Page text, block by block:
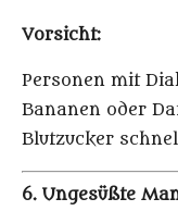
Vorsicht:
Personen mit
Bananen oder
Blutzucker
6. Ungesüßte